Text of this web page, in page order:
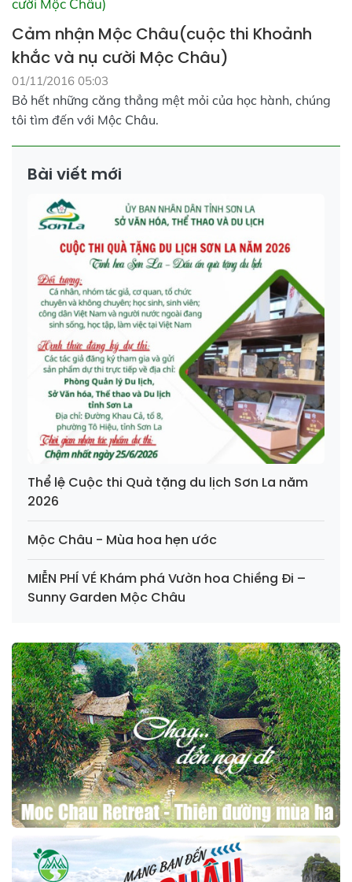
Cảm nhận Mộc Châu(cuộc thi Khoảnh
khắc và nụ cười Mộc Châu)
01/11/2016 05:03
Bỏ hết những căng thẳng mệt mỏi của học hành, chúng
tôi tìm đến với Mộc Châu.
Bài viết mới
Thể lệ Cuộc thi Quà tặng du lịch Sơn La năm
2026
Mộc Châu - Mùa hoa hẹn ước
MIỄN PHÍ VÉ Khám phá Vườn hoa Chiềng Đi –
Sunny Garden Mộc Châu